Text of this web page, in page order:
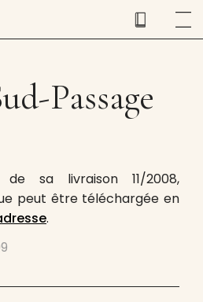
Passage
sa livraison 11/2008,
peut être téléchargée en
.